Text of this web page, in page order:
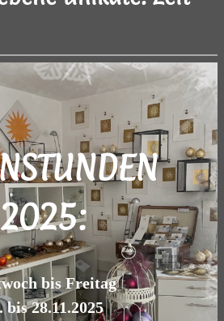
2025:
bis Freitag
bis 28.11.2025